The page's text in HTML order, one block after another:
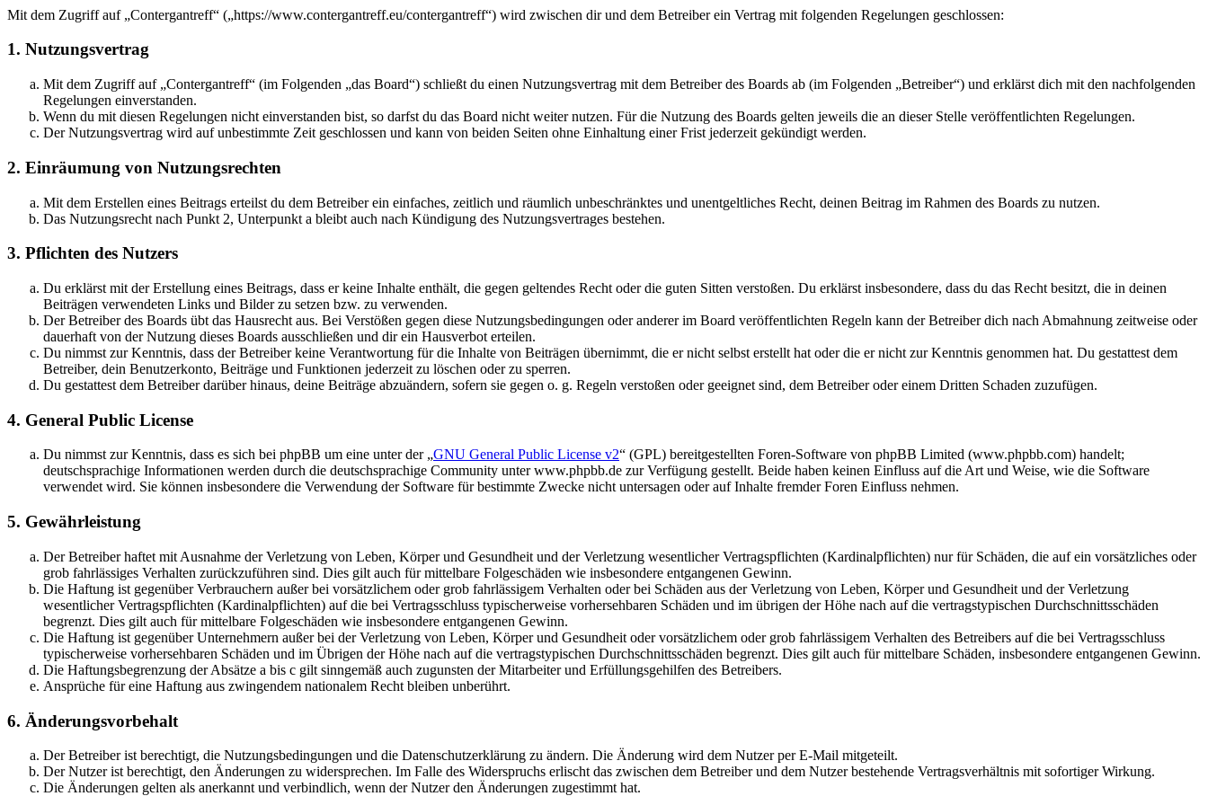
Mit dem Zugriff auf „Contergantreff“ („https://www.contergantreff.eu/contergantreff“) wird zwischen dir und dem Betreiber ein Vertrag mit folgenden Regelungen geschlossen:
1. Nutzungsvertrag
Mit dem Zugriff auf „Contergantreff“ (im Folgenden „das Board“) schließt du einen Nutzungsvertrag mit dem Betreiber des Boards ab (im Folgenden „Betreiber“) und erklärst dich mit den nachfolgenden
Regelungen einverstanden.
Wenn du mit diesen Regelungen nicht einverstanden bist, so darfst du das Board nicht weiter nutzen. Für die Nutzung des Boards gelten jeweils die an dieser Stelle veröffentlichten Regelungen.
Der Nutzungsvertrag wird auf unbestimmte Zeit geschlossen und kann von beiden Seiten ohne Einhaltung einer Frist jederzeit gekündigt werden.
2. Einräumung von Nutzungsrechten
Mit dem Erstellen eines Beitrags erteilst du dem Betreiber ein einfaches, zeitlich und räumlich unbeschränktes und unentgeltliches Recht, deinen Beitrag im Rahmen des Boards zu nutzen.
Das Nutzungsrecht nach Punkt 2, Unterpunkt a bleibt auch nach Kündigung des Nutzungsvertrages bestehen.
3. Pflichten des Nutzers
Du erklärst mit der Erstellung eines Beitrags, dass er keine Inhalte enthält, die gegen geltendes Recht oder die guten Sitten verstoßen. Du erklärst insbesondere, dass du das Recht besitzt, die in deinen
Beiträgen verwendeten Links und Bilder zu setzen bzw. zu verwenden.
Der Betreiber des Boards übt das Hausrecht aus. Bei Verstößen gegen diese Nutzungsbedingungen oder anderer im Board veröffentlichten Regeln kann der Betreiber dich nach Abmahnung zeitweise oder
dauerhaft von der Nutzung dieses Boards ausschließen und dir ein Hausverbot erteilen.
Du nimmst zur Kenntnis, dass der Betreiber keine Verantwortung für die Inhalte von Beiträgen übernimmt, die er nicht selbst erstellt hat oder die er nicht zur Kenntnis genommen hat. Du gestattest dem
Betreiber, dein Benutzerkonto, Beiträge und Funktionen jederzeit zu löschen oder zu sperren.
Du gestattest dem Betreiber darüber hinaus, deine Beiträge abzuändern, sofern sie gegen o. g. Regeln verstoßen oder geeignet sind, dem Betreiber oder einem Dritten Schaden zuzufügen.
4. General Public License
Du nimmst zur Kenntnis, dass es sich bei phpBB um eine unter der „GNU General Public License v2“ (GPL) bereitgestellten Foren-Software von phpBB Limited (www.phpbb.com) handelt;
deutschsprachige Informationen werden durch die deutschsprachige Community unter www.phpbb.de zur Verfügung gestellt. Beide haben keinen Einfluss auf die Art und Weise, wie die Software
verwendet wird. Sie können insbesondere die Verwendung der Software für bestimmte Zwecke nicht untersagen oder auf Inhalte fremder Foren Einfluss nehmen.
5. Gewährleistung
Der Betreiber haftet mit Ausnahme der Verletzung von Leben, Körper und Gesundheit und der Verletzung wesentlicher Vertragspflichten (Kardinalpflichten) nur für Schäden, die auf ein vorsätzliches oder
grob fahrlässiges Verhalten zurückzuführen sind. Dies gilt auch für mittelbare Folgeschäden wie insbesondere entgangenen Gewinn.
Die Haftung ist gegenüber Verbrauchern außer bei vorsätzlichem oder grob fahrlässigem Verhalten oder bei Schäden aus der Verletzung von Leben, Körper und Gesundheit und der Verletzung
wesentlicher Vertragspflichten (Kardinalpflichten) auf die bei Vertragsschluss typischerweise vorhersehbaren Schäden und im übrigen der Höhe nach auf die vertragstypischen Durchschnittsschäden
begrenzt. Dies gilt auch für mittelbare Folgeschäden wie insbesondere entgangenen Gewinn.
Die Haftung ist gegenüber Unternehmern außer bei der Verletzung von Leben, Körper und Gesundheit oder vorsätzlichem oder grob fahrlässigem Verhalten des Betreibers auf die bei Vertragsschluss
typischerweise vorhersehbaren Schäden und im Übrigen der Höhe nach auf die vertragstypischen Durchschnittsschäden begrenzt. Dies gilt auch für mittelbare Schäden, insbesondere entgangenen Gewinn.
Die Haftungsbegrenzung der Absätze a bis c gilt sinngemäß auch zugunsten der Mitarbeiter und Erfüllungsgehilfen des Betreibers.
Ansprüche für eine Haftung aus zwingendem nationalem Recht bleiben unberührt.
6. Änderungsvorbehalt
Der Betreiber ist berechtigt, die Nutzungsbedingungen und die Datenschutzerklärung zu ändern. Die Änderung wird dem Nutzer per E-Mail mitgeteilt.
Der Nutzer ist berechtigt, den Änderungen zu widersprechen. Im Falle des Widerspruchs erlischt das zwischen dem Betreiber und dem Nutzer bestehende Vertragsverhältnis mit sofortiger Wirkung.
Die Änderungen gelten als anerkannt und verbindlich, wenn der Nutzer den Änderungen zugestimmt hat.